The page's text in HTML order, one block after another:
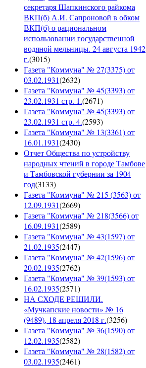
секретаря Шапкинского райкома
ВКП(б) А.И. Сапроновой в обком
ВКП(б) о рациональном
использовании государственной
водяной мельницы. 24 августа 1942
г.(3015)
Газета "Коммуна" № 27(3375) от
03.02.1931(2632)
Газета "Коммуна" № 45(3393) от
23.02.1931 стр. 1.(2671)
Газета "Коммуна" № 45(3393) от
23.02.1931 стр. 4.(2593)
Газета "Коммуна" № 13(3361) от
16.01.1931(2430)
Отчет Общества по устройству
народных чтений в городе Тамбове
и Тамбовской губернии за 1904
год(3133)
Газета "Коммуна" № 215 (3563) от
12.09.1931(2669)
Газета "Коммуна" № 218(3566) от
16.09.1931(2589)
Газета "Коммуна" № 43(1597) от
21.02.1935(2447)
Газета "Коммуна" № 42(1596) от
20.02.1935(2762)
Газета "Коммуна" № 39(1593) от
16.02.1935(2571)
НА СХОДЕ РЕШИЛИ.
«Мучкапские новости» № 16
(9489), 18 апреля 2018 г.(3256)
Газета "Коммуна" № 36(1590) от
12.02.1935(2582)
Газета "Коммуна" № 28(1582) от
03.02.1935(2461)